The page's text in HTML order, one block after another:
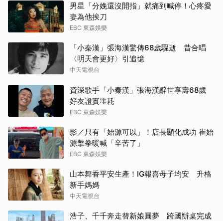
男星「分娩還沒開指」就痛到喊停！心疼愛
妻為他挨刀
EBC 東森娛樂
「小秦漢」張海漢驚傳68歲驟逝 昔合唱
〈明天會更好〉引追憶
中天電視台
資深歌手「小秦漢」張海漢辭世享壽68歲
好友證實噩耗
EBC 東森娛樂
影／只有「始源可以」！店長顯化成功 崔始
源擊拳暖喊「辛苦了」
EBC 東森娛樂
山本舞香平安生產！IG報喜母子均安 升格
新手媽媽
中天電視台
浩子、千千奔走替新娘圓夢 跨國辦桌完成